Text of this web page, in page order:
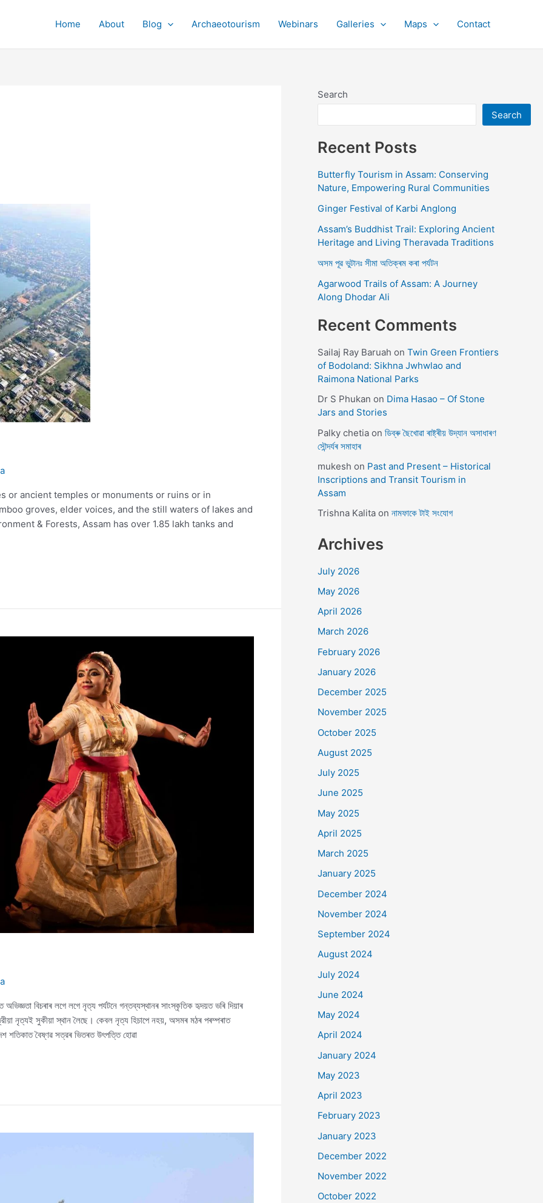
Home About Blog Archaeotourism Webinars Galleries Maps Contact
or ancient temples or monuments or ruins or in
groves, elder voices, and the still waters of lakes and
& Forests, Assam has over 1.85 lakh tanks and
অভিজ্ঞতা বিচৰাৰ লগে লগে নৃত্য পর্যটনে গন্তব্যস্থানৰ সাংস্কৃতিক হৃদয়ত ভৰি দিয়াৰ
নৃত্যই সুকীয়া স্থান লৈছে। কেবল নৃত্য হিচাপে নহয়, অসমৰ মঠৰ পৰম্পৰাত
শতিকাত বৈষ্ণৱ সত্রৰ ভিতৰত উৎপত্তি হোৱা
Search
Search
Recent Posts
Butterfly Tourism in Assam: Conserving
Nature, Empowering Rural Communities
Ginger Festival of Karbi Anglong
Assam’s Buddhist Trail: Exploring Ancient
Heritage and Living Theravada Traditions
অসম পূৱ ভুটানঃ সীমা অতিক্ৰম কৰা পৰ্যটন
Agarwood Trails of Assam: A Journey
Along Dhodar Ali
Recent Comments
Sailaj Ray Baruah on Twin Green Frontiers
of Bodoland: Sikhna Jwhwlao and
Raimona National Parks
Dr S Phukan on Dima Hasao – Of Stone
Jars and Stories
Palky chetia on ডিব্ৰু ছৈখোৱা ৰাষ্ট্ৰীয় উদ্যান অসাধাৰণ
সৌন্দৰ্যৰ সমাহাৰ
mukesh on Past and Present – Historical
Inscriptions and Transit Tourism in
Assam
Trishna Kalita on নামফাকে টাই সংযোগ
Archives
July 2026
May 2026
April 2026
March 2026
February 2026
January 2026
December 2025
November 2025
October 2025
August 2025
July 2025
June 2025
May 2025
April 2025
March 2025
January 2025
December 2024
November 2024
September 2024
August 2024
July 2024
June 2024
May 2024
April 2024
January 2024
May 2023
April 2023
February 2023
January 2023
December 2022
November 2022
October 2022